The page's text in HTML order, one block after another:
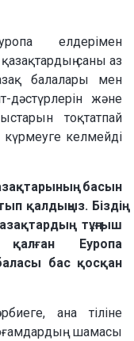
елдерімен
саны аз
балалары мен
дәстүрлерін және
тоқтатпай
күрмеуге келмейді
басын
қалдыңыз. Біздің
тұңғыш
қалған Еуропа
бас қосқан
ана тіліне
шамасы